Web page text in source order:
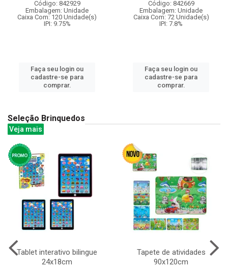
Código: 842929
Embalagem: Unidade
Caixa Com: 120 Unidade(s)
IPI: 9.75%
Faça seu login ou
cadastre-se para
comprar.
Código: 842669
Embalagem: Unidade
Caixa Com: 72 Unidade(s)
IPI: 7.8%
Faça seu login ou
cadastre-se para
comprar.
Seleção Brinquedos
Veja mais
Tablet interativo bilingue
24x18cm
Tapete de atividades
90x120cm